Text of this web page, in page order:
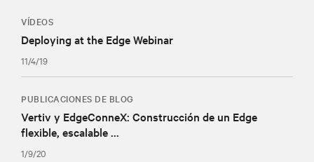
VÍDEOS
Deploying at the Edge Webinar
11/4/19
PUBLICACIONES DE BLOG
Vertiv y EdgeConneX: Construcción de un Edge
flexible, escalable ...
1/9/20